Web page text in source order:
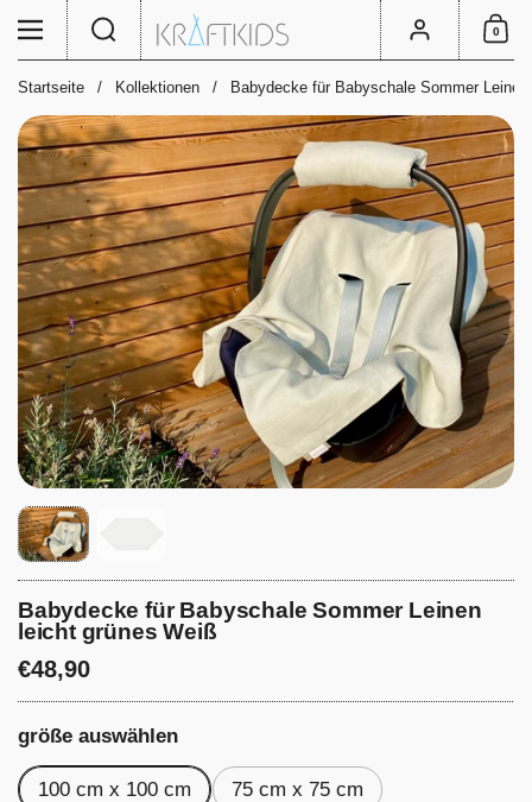
Zum Inhalt springen
Menü
Suche
Konto 0
Startseite / Kollektionen / Babydecke für Babyschale Sommer
Babydecke für Babyschale Sommer Leinen
leicht grünes Weiß
Preis:
€48,90
größe auswählen
100 cm x 100 cm 75 cm x 75 cm